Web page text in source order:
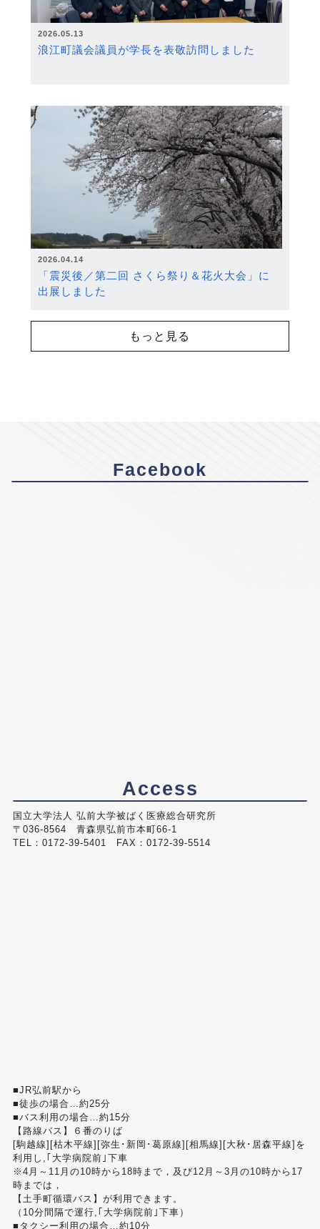
2026.05.13
浪江町議会議員が学長を表敬訪問しました
2026.04.14
「震災後／第二回 さくら祭り＆花火大会」に
出展しました
もっと見る
Facebook
Access
国立大学法人 弘前大学被ばく医療総合研究所
〒036-8564 青森県弘前市本町66-1
TEL：0172-39-5401 FAX：0172-39-5514
■JR弘前駅から
■徒歩の場合…約25分
■バス利用の場合…約15分
【路線バス】６番のりば
[駒越線][枯木平線][弥生･新岡･葛原線][相馬線][大秋･居森平線]を
利用し,｢大学病院前｣下車
※4月～11月の10時から18時まで，及び12月～3月の10時から17
時までは，
【土手町循環バス】が利用できます。
（10分間隔で運行,｢大学病院前｣下車）
■タクシー利用の場合…約10分